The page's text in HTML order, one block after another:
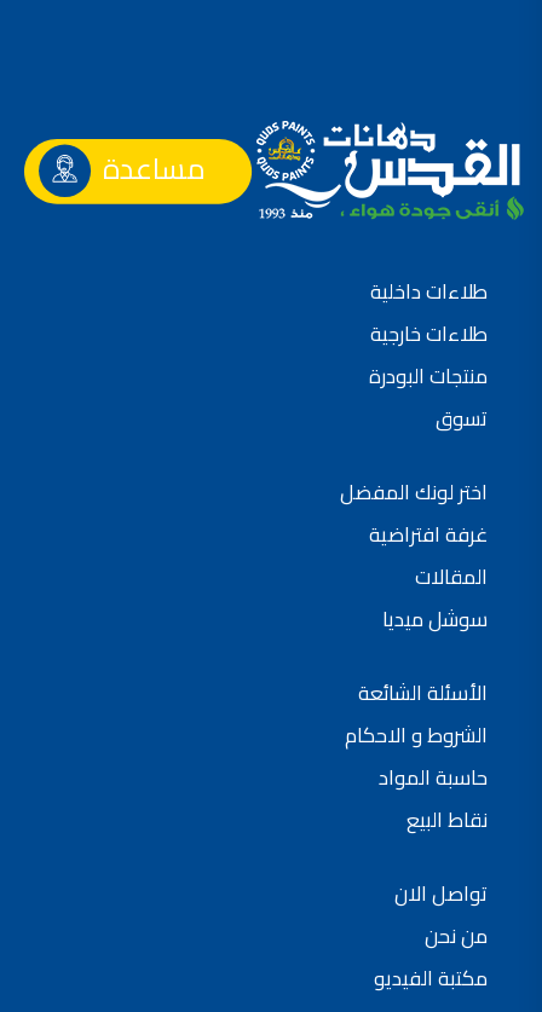
مساعدة
طلاءات داخلية
طلاءات خارجية
منتجات البودرة
تسوق
اختر لونك المفضل
غرفة افتراضية
المقالات
سوشل ميديا
الأسئلة الشائعة
الشروط و الاحكام
حاسبة المواد
نقاط البيع
تواصل الان
من نحن
مكتبة الفيديو